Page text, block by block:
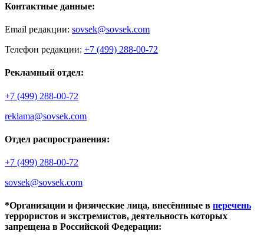
Контактные данные:
Email редакции: sovsek@sovsek.com
Телефон редакции: +7 (499) 288-00-72
Рекламный отдел:
+7 (499) 288-00-72
reklama@sovsek.com
Отдел распространения:
+7 (499) 288-00-72
sovsek@sovsek.com
*Организации и физические лица, внесённные в перечень
террористов и экстремистов, деятельность которых
запрещена в Российской Федерации: